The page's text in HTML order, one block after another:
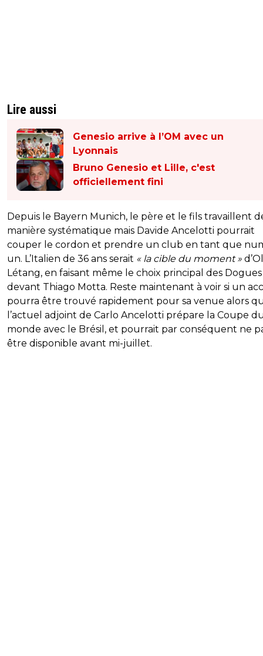
Lire aussi
Genesio arrive à l’OM avec un
Lyonnais
Bruno Genesio et Lille, c'est
officiellement fini
Depuis le Bayern Munich, le père et le fils travaillent
manière systématique mais Davide Ancelotti pourrait
couper le cordon et prendre un club en tant que
un. L’Italien de 36 ans serait « la cible du moment »
Létang, en faisant même le choix principal des Dogues
devant Thiago Motta. Reste maintenant à voir si un
pourra être trouvé rapidement pour sa venue alors
l’actuel adjoint de Carlo Ancelotti prépare la Coupe
monde avec le Brésil, et pourrait par conséquent ne
être disponible avant mi-juillet.